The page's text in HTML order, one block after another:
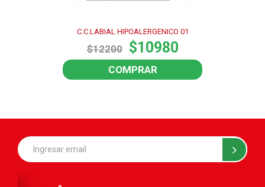
C.C.LABIAL HIPOALERGENICO 01
$12200 $10980
COMPRAR